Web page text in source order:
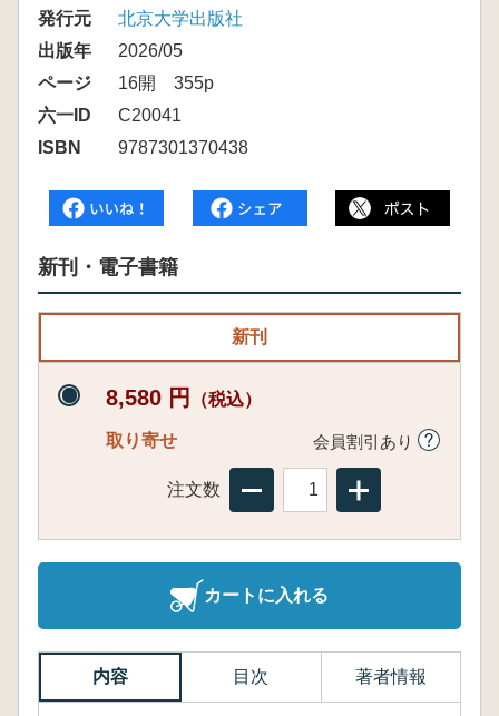
発行元
北京大学出版社
出版年
2026/05
ページ
16開 355p
六一ID
C20041
ISBN
9787301370438
新刊・電子書籍
新刊
8,580 円 （税込）
取り寄せ 会員割引あり
注文数
カートに入れる
内容 目次 著者情報